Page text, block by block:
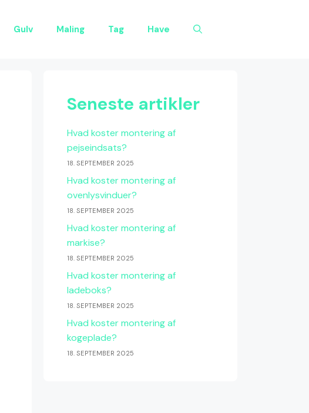
Gulv Maling Tag Have
Seneste artikler
Hvad koster montering af
pejseindsats?
18. SEPTEMBER 2025
Hvad koster montering af
ovenlysvinduer?
18. SEPTEMBER 2025
Hvad koster montering af
markise?
18. SEPTEMBER 2025
Hvad koster montering af
ladeboks?
18. SEPTEMBER 2025
Hvad koster montering af
kogeplade?
18. SEPTEMBER 2025